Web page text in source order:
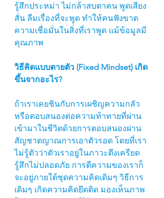
รู้สึกประหม่า ไม่กล้าสบตาคน พูดเสียง
สั่น ลืมเรื่องที่จะพูด ทำให้คนฟังขาด
ความเชื่อมั่นในสิ่งที่เราพูด แม้ข้อมูลมี
คุณภาพ
วิธีคิดแบบตายตัว (Fixed Mindset) เกิด
ขึ้นจากอะไร?
ถ้าเราเคยชินกับการเผชิญความกลัว
หรือตอบสนองต่อความท้าทายที่ผ่าน
เข้ามาในชีวิตด้วยการตอบสนองผ่าน
สัญชาตญาณการเอาตัวรอด โดยที่เรา
ไม่รู้ตัวว่าตัวเราอยู่ในภาวะตึงเครียด
รู้สึกไม่ปลอดภัย การตีความของเราก็
จะอยู่ภายใต้ชุดความคิดเดิมๆ วิธีการ
เดิมๆ เกิดความคิดยึดติด มองเห็นภาพ